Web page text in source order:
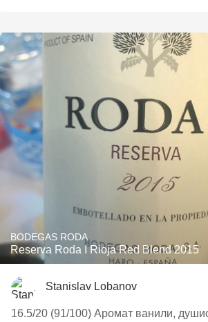
BODEGAS RODA
Reserva Roda I Rioja Red Blend 2015
Stanislav Lobanov
16.5/20 (91/100) Аромат ванили,